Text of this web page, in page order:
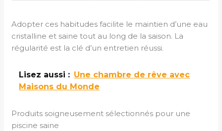
Adopter ces habitudes facilite le maintien d’une eau
cristalline et saine tout au long de la saison. La
régularité est la clé d’un entretien réussi.
Lisez aussi : Une chambre de rêve avec
Maisons du Monde
Produits soigneusement sélectionnés pour une
piscine saine